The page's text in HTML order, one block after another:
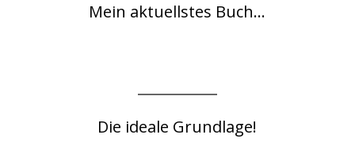
Mein aktuellstes Buch...
Die ideale Grundlage!